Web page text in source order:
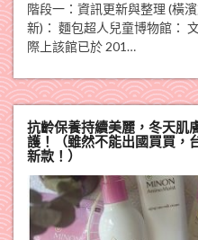
階段一：資訊更新與整理 (橫
新)： 麵包超人兒童博物館：
際上該館已於 201…
抗齡保養持續美麗，冬天肌
護！（雖然不能出國買買，
新款！）